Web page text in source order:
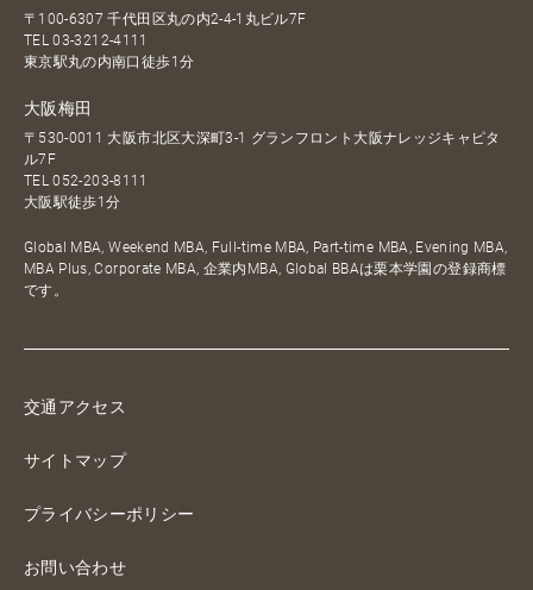
〒100-6307 千代田区丸の内2-4-1丸ビル7F
TEL03-3212-4111
東京駅丸の内南口徒歩1分
大阪梅田
〒530-0011 大阪市北区大深町3-1 グランフロント大阪ナレッジキャピタ
ル7F
TEL052-203-8111
大阪駅徒歩1分
Global MBA, Weekend MBA, Full-time MBA, Part-time MBA, Evening MBA,
MBA Plus, Corporate MBA, 企業内MBA, Global BBAは栗本学園の登録商標
です。
交通アクセス
サイトマップ
プライバシーポリシー
お問い合わせ